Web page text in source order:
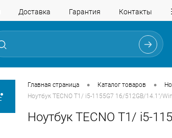
Доставка Гарантия Контакты
Главная страница • Каталог товаров •
Ноутбук TECNO T1/ i5-1155G7 16/512GB/14.1"/
Ноутбук TECNO T1/ i5-